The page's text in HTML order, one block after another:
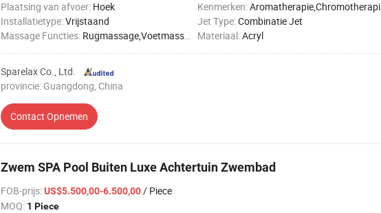
Plaatsing van afvoer: Hoek Kenmerken:Aromatherapie,Chromotherapie verlichting,Digitaal bedieningspaneel,Verwarmde rugleuning
Installatietype:Vrijstaand Jet Type:Combinatie Jet
Massage Functies: Rugmassage,Voetmassage,Volledige lichaamsmassage,Heupmassage,Beenmassage Materiaal:Acryl
Sparelax Co., Ltd.
provincie: Guangdong, China
Contact Opnemen
Zwem SPA Pool Buiten Luxe Achtertuin Zwembad
FOB-prijs:US$5.500,00-6.500,00/ Piece
MOQ: 1 Piece